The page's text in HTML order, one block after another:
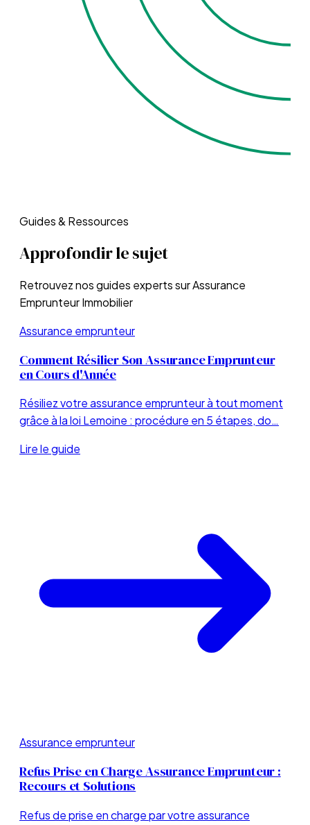
Guides & Ressources
Approfondir le sujet
Retrouvez nos guides experts surAssurance
Emprunteur Immobilier
Assurance emprunteur
Comment Résilier Son Assurance Emprunteur
en Cours d'Année
Résiliez votre assurance emprunteur à tout moment
grâce à la loi Lemoine : procédure en 5 étapes, do…
Lire le guide
Assurance emprunteur
Refus Prise en Charge Assurance Emprunteur :
Recours et Solutions
Refus de prise en charge par votre assurance